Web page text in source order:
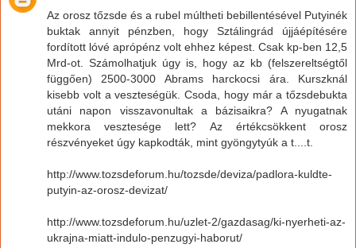
Az orosz tőzsde és a rubel múltheti bebillentésével Putyinék
buktak annyit pénzben, hogy Sztálingrád újjáépítésére
fordított lóvé aprópénz volt ehhez képest. Csak kp-ben 12,5
Mrd-ot. Számolhatjuk úgy is, hogy az kb (felszereltségtől
függően) 2500-3000 Abrams harckocsi ára. Kurszknál
kisebb volt a veszteségük. Csoda, hogy már a tőzsdebukta
utáni napon visszavonultak a bázisaikra? A nyugatnak
mekkora vesztesége lett? Az értékcsökkent orosz
részvényeket úgy kapkodták, mint gyöngytyúk a t....t.
http://www.tozsdeforum.hu/tozsde/deviza/padlora-kuldte-
putyin-az-orosz-devizat/
http://www.tozsdeforum.hu/uzlet-2/gazdasag/ki-nyerheti-az-
ukrajna-miatt-indulo-penzugyi-haborut/